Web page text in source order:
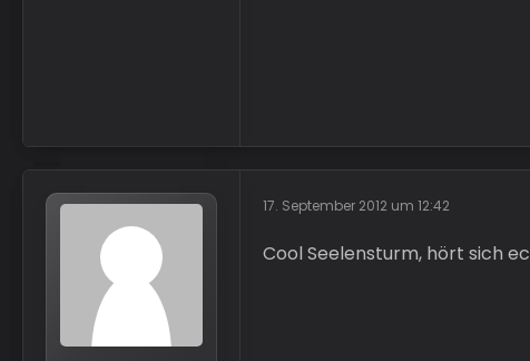
17. September 2012 um 12:42
Cool Seelensturm, hört sich